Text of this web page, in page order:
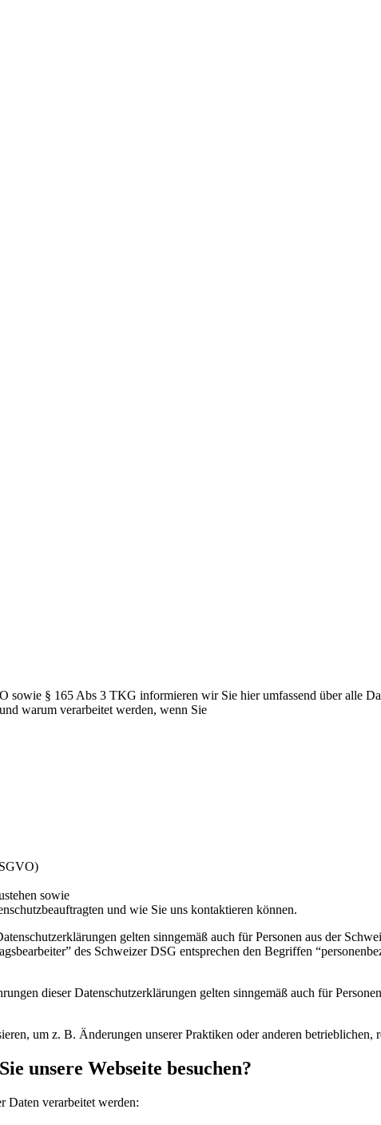
§ 165 Abs 3 TKG informieren wir Sie hier umfassend über alle
warum verarbeitet werden, wenn Sie
sowie
und wie Sie uns kontaktieren können.
gelten sinngemäß auch für Personen aus der
des Schweizer DSG entsprechen den Begriffen
dieser Datenschutzerklärungen gelten sinngemäß auch für
um z. B. Änderungen unserer Praktiken oder anderen betrieblichen,
unsere Webseite besuchen?
Daten verarbeitet werden: